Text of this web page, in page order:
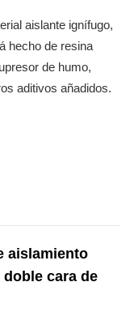
aislante ignífugo,
hecho de resina
de humo,
aditivos añadidos.
aislamiento
cara de